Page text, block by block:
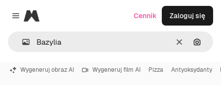
Close menu
Magnific
WyczyśćSzukaj
Cennik Zaloguj się
Wygeneruj obraz AI Wygeneruj film AI Pizza Antyoksydanty